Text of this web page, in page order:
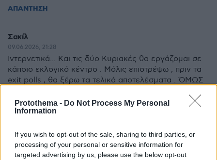
Protothema - Do Not Process My Personal
Information
If you wish to opt-out of the sale, sharing to third parties, or
processing of your personal or sensitive information for
targeted advertising by us, please use the below opt-out
ΑΠΑΝΤΗΣΗ
Σακίλ
09.06.2026, 21:28
Ιντερνετικά... Και τις δύο Κυριακές θα εργάζομαι σε
κάποιο εκλογικό κέντρο . Μόλις επιστρέψω , πριν τα
exit polls , θα ξέρω τα τελικά αποτελέσματα . ΌΜΩΣ
κάνω... νάζια .
ΑΠΑΝΤΗΣΗ